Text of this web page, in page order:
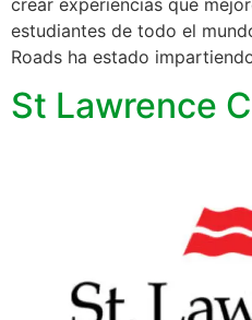
estudiantes de todo el
Roads ha estado
St Lawrence